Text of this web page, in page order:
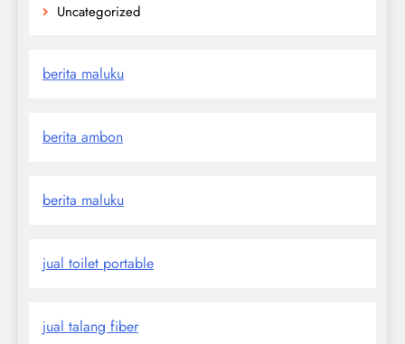
Uncategorized
berita maluku
berita ambon
berita maluku
jual toilet portable
jual talang fiber